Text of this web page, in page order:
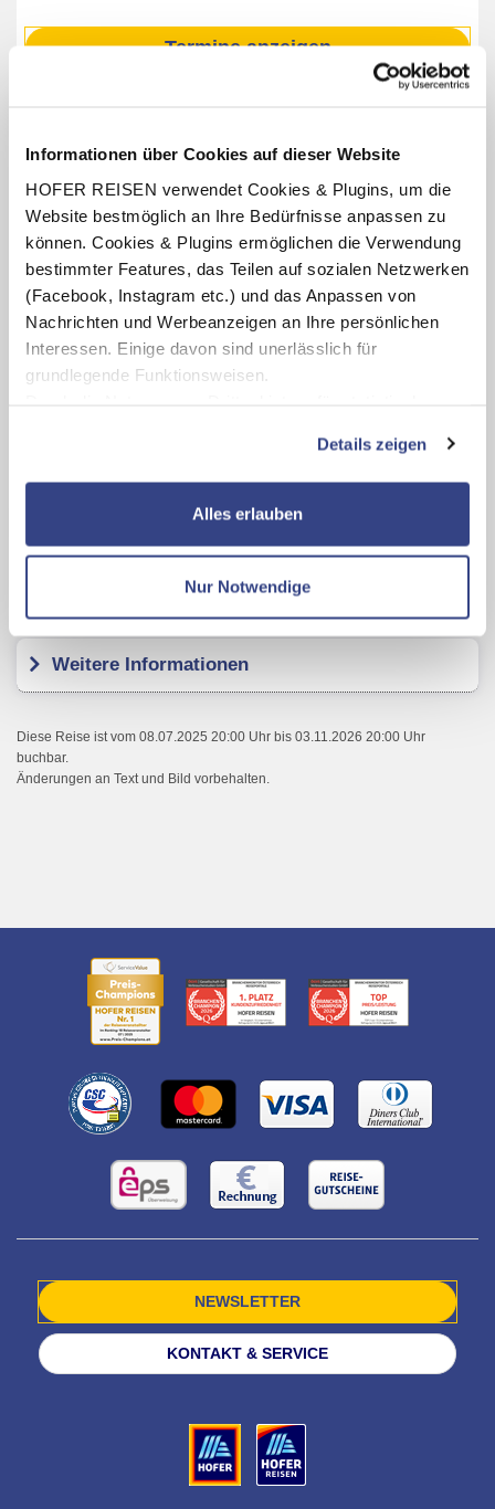
Informationen über Cookies auf dieser Website
HOFER REISEN verwendet Cookies & Plugins, um die
Website bestmöglich an Ihre Bedürfnisse anpassen zu
können. Cookies & Plugins ermöglichen die Verwendung
bestimmter Features, das Teilen auf sozialen Netzwerken
(Facebook, Instagram etc.) und das Anpassen von
Nachrichten und Werbeanzeigen an Ihre persönlichen
Interessen. Einige davon sind unerlässlich für
grundlegende Funktionsweisen.
zusätzliche Dienste bzw. Technologien von Drittanbietern
nutzen und uns sowie Dritten weitere Personalisierungen
ermöglichen, dabei kommt es auch zu Übermittlungen
Datenschutzseite
Mit Klick auf "Alles erlauben" stimmen Sie der
Verwendung der Cookies & Plugins auf unseren
Webseiten zu.
Details zeigen
Alles erlauben
Nur Notwendige
Termine anzeigen
1–4 x Übernachtung im Hotel INCLUDiO
Verpflegung: Frühstücksbuffet
kostenfreie Nutzung der Sauna und des Fitnessraums
1 x Historische Strudelfahrt (Dauer ca. 45 Min., Abfahrt
bei der Donauschifffahrt Wurm & Noé an der Historischen
Wurst Kuchl Nr. 3, Ankunft bei der Steinernen Brücke in
Regensburg)
Hotel INCLUDiO
Kundenbewertungen
Weitere Informationen
Diese Reise ist vom 08.07.2025 20:00 Uhr bis 03.11.2026 20:00 Uhr
buchbar.
Änderungen an Text und Bild vorbehalten.
NEWSLETTER
KONTAKT & SERVICE